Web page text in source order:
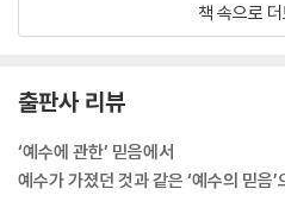
또 다른 예수 - 「도마복음」의 예수
참다운 길벗
Ⅴ. ‘지금·여기’에서의 mission
어느 신학자의 선교관
배타주의에서 - 다원주의로 - 지구적
성경 십계명에서 “아무 형상(image)
렇게 행동하고 있는가? (……) 이런 질
족을 달려고 하는 마음이 든다면 벌써
해석하려는 것이다. 성경을 읽는다는
책 속으로
출판사 리뷰
‘예수에 관한’ 믿음에서
예수가 가졌던 것과 같은 ‘예수의 믿음’